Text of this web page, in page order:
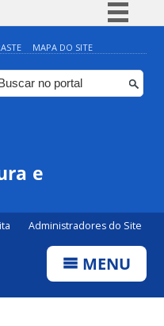
Simplifique!
Comunica BR
Participe
MAPA DO SITE
e
Administradores do Site
MENU